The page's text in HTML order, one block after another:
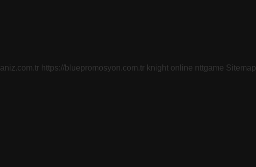
https://bluepromosyon.com.tr knight online nttgame Sitemap